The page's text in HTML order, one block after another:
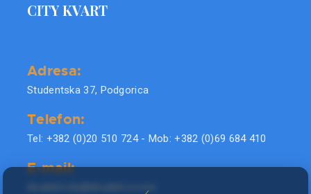
CITY KVART
Adresa:
Studentska 37, Podgorica
Telefon:
Tel: +382 (0)20 510 724 - Mob: +382 (0)69 684 410
E-mail: